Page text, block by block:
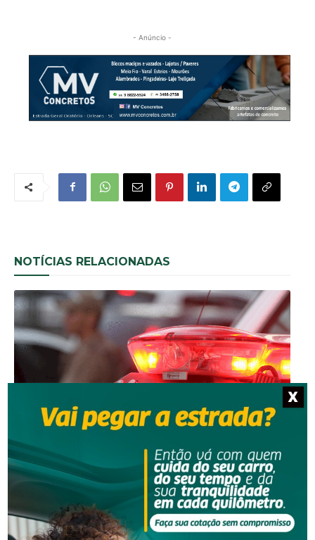
- Anúncio -
NOTÍCIAS RELACIONADAS
Segurança
Homem é preso por descumprir medida protetiva
em Urussanga
X